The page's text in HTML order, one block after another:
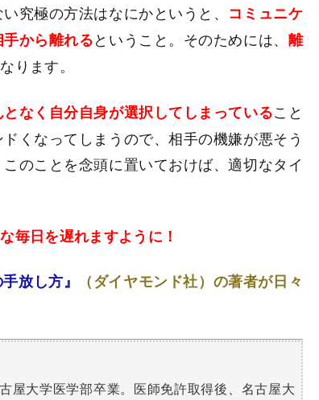
究極の方法はなにかというと、 コミュニケ
手から離れるということ。そのためには、 離
ります。
なく自分自身が選択してしまっていること
くなってしまうので、相手の機嫌が悪そう
このことを念頭に置いておけば、適切なタイ
毎日を遅れますように！
放し方』
（ダイヤモンド社）の著者が日々
屋大学医学部卒業。医師免許取得後、名古屋大